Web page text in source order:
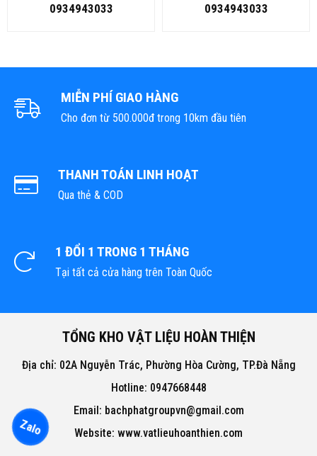
0934943033
0934943033
MIỄN PHÍ GIAO HÀNG
Cho đơn từ 500.000đ trong 10km đầu tiên
THANH TOÁN LINH HOẠT
Qua thẻ & COD
1 ĐỔI 1 TRONG 1 THÁNG
Tại tất cả cửa hàng trên Toàn Quốc
TỔNG KHO VẬT LIỆU HOÀN THIỆN
Địa chỉ: 02A Nguyễn Trác, Phường Hòa Cường, TP.Đà Nẵng
Hotline: 0947668448
Email: bachphatgroupvn@gmail.com
Website: www.vatlieuhoanthien.com
Zalo